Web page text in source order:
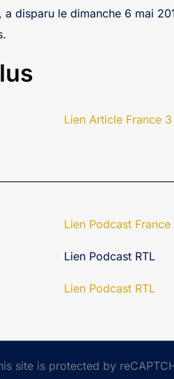
a disparu le dimanche 6 mai
Lien Article France
Lien Podcast France
Lien Podcast RTL
Lien Podcast RTL
site is protected by